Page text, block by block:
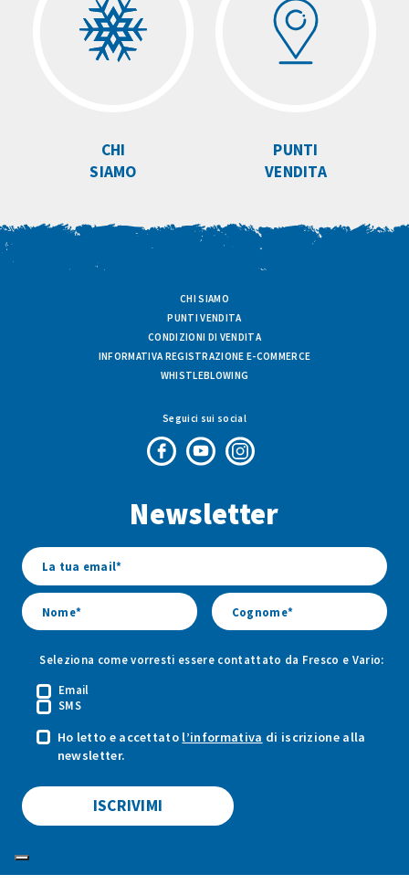
CHI
SIAMO
PUNTI
VENDITA
CHI SIAMO
PUNTI VENDITA
CONDIZIONI DI VENDITA
INFORMATIVA REGISTRAZIONE E-COMMERCE
WHISTLEBLOWING
Seguici sui social
di
di
di
Newsletter
Seleziona come vorresti essere contattato da Fresco e Vario:
Email
SMS
Ho letto e accettato l’informativa di iscrizione alla
newsletter.